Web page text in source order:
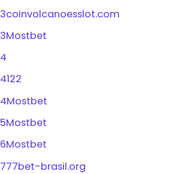
3coinvolcanoesslot.com
3Mostbet
4
4122
4Mostbet
5Mostbet
6Mostbet
777bet-brasil.org